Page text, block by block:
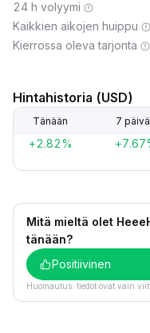
24 h volyymi
Kaikkien aikojen huippu
Kierrossa oleva tarjonta
Hintahistoria (USD)
Tänään 7
+2.82%
Mitä mieltä olet
tänään?
Positiivinen
Huomautus: tiedot ovat vain